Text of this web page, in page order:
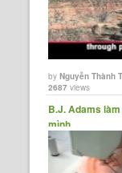
byNguyễn Thành
2687 views
B.J. Adams
mình.